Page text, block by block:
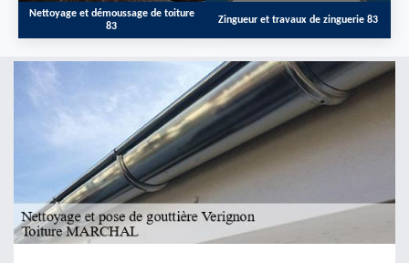
Nettoyage et démoussage de toiture
83
Zingueur et travaux de zinguerie 83